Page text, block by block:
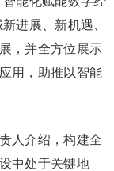
进展、新机遇、
，并全方位展示
用，助推以智能
人介绍，构建全
中处于关键地